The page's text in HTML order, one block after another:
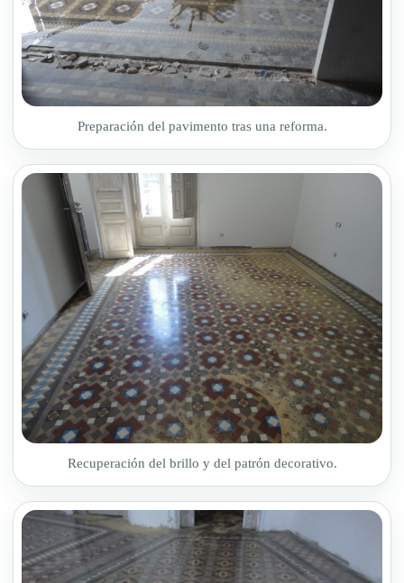
Preparación del pavimento tras una reforma.
Recuperación del brillo y del patrón decorativo.